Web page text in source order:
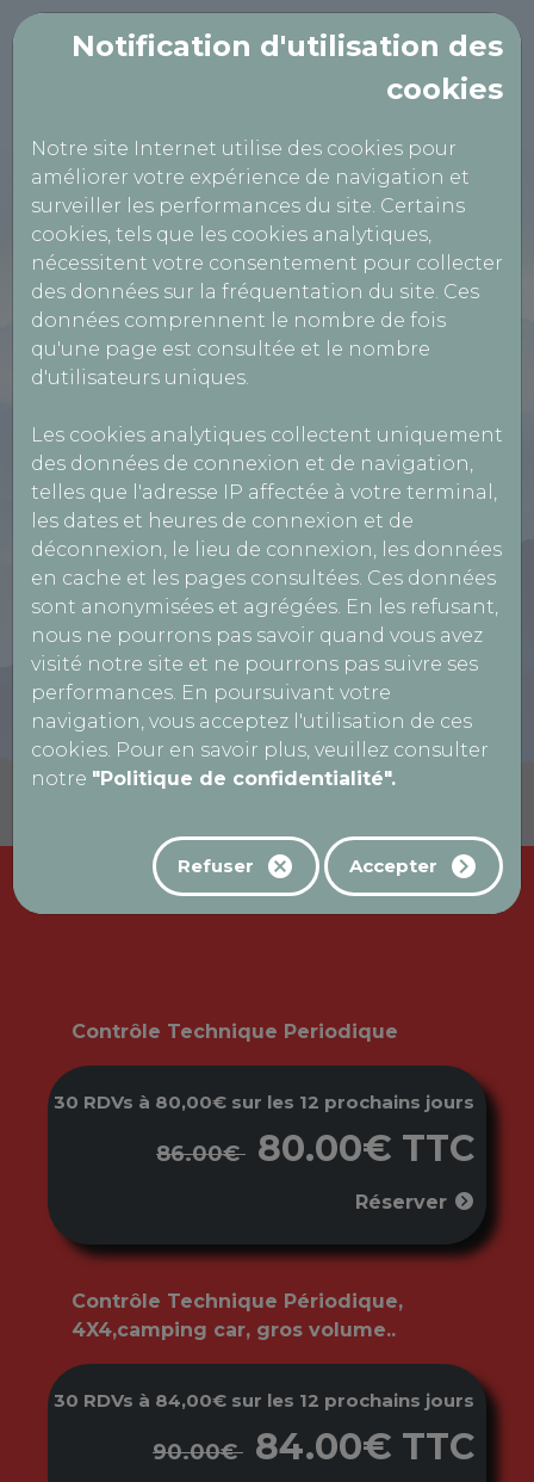
Notification d'utilisation des
cookies
Notre site Internet utilise des cookies pour
améliorer votre expérience de navigation et
surveiller les performances du site. Certains
cookies, tels que les cookies analytiques,
nécessitent votre consentement pour collecter
des données sur la fréquentation du site. Ces
données comprennent le nombre de fois
qu'une page est consultée et le nombre
d'utilisateurs uniques.
Les cookies analytiques collectent uniquement
des données de connexion et de navigation,
telles que l'adresse IP affectée à votre terminal,
les dates et heures de connexion et de
déconnexion, le lieu de connexion, les données
en cache et les pages consultées. Ces données
sont anonymisées et agrégées. En les refusant,
nous ne pourrons pas savoir quand vous avez
visité notre site et ne pourrons pas suivre ses
performances. En poursuivant votre
navigation, vous acceptez l'utilisation de ces
cookies. Pour en savoir plus, veuillez consulter
notre "Politique de confidentialité".
Refuser Accepter
CTA BEAUFORT
10 Avenue de la Gare Beaufort,
39190 BEAUFORT-ORBAGNA
0384431711
Réservation Véhicules Légers
Réservation motos, quads, voiturettes...
Nos prestations
Contrôle Technique Periodique
30 RDVs à 80,00€ sur les 12 prochains jours
86.00€ 80.00€ TTC
Réserver
Contrôle Technique Périodique,
4X4,camping car, gros volume..
30 RDVs à 84,00€ sur les 12 prochains jours
90.00€ 84.00€ TTC